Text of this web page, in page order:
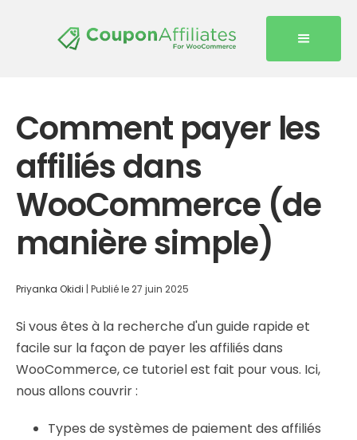
Comment payer les
affiliés dans
WooCommerce (de
manière simple)
Priyanka Okidi | Publié le27 juin 2025
Si vous êtes à la recherche d'un guide rapide et
facile sur la façon de payer les affiliés dans
WooCommerce, ce tutoriel est fait pour vous. Ici,
nous allons couvrir :
Types de systèmes de paiement des affiliés